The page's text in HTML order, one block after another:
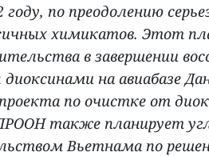
по преодолению
химикатов. Этот
в завершении
диоксинами на авиабазе
по очистке от
ПРООН также планирует
Вьетнама по